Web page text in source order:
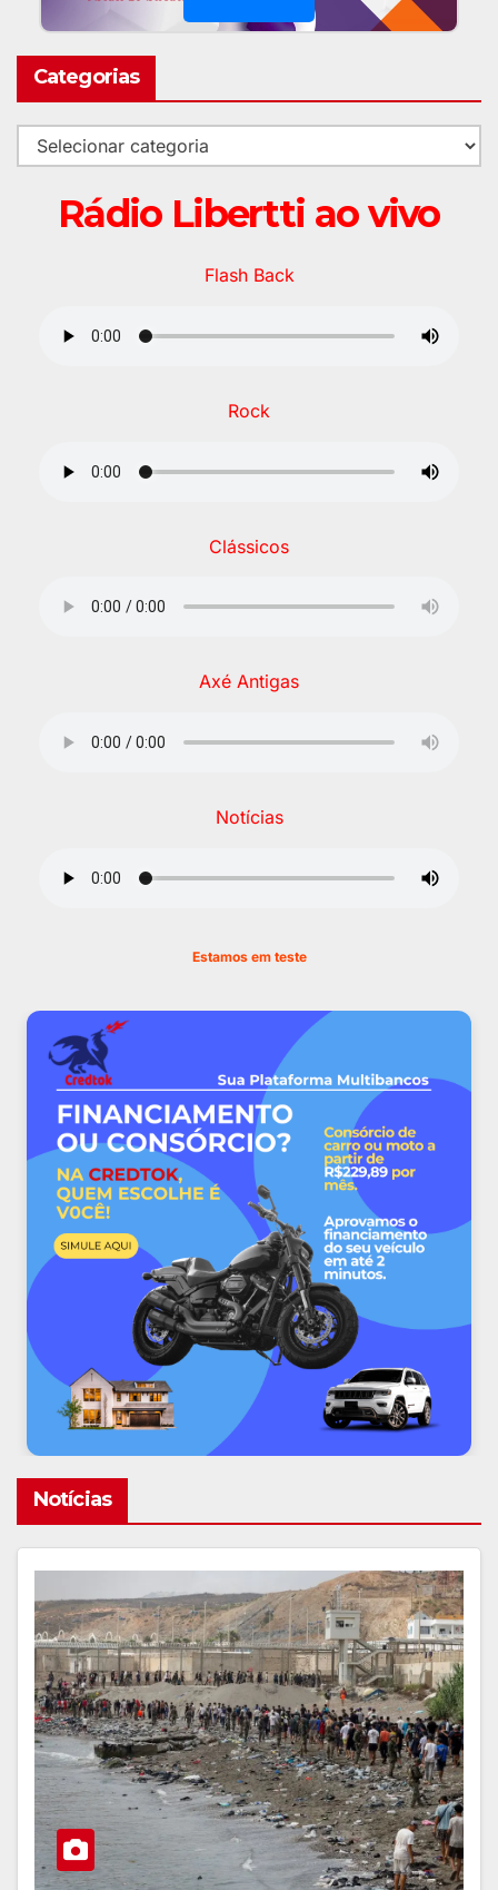
Categorias
Rádio Libertti ao vivo
Flash Back
Rock
Clássicos
Axé Antigas
Notícias
Estamos em teste
Notícias